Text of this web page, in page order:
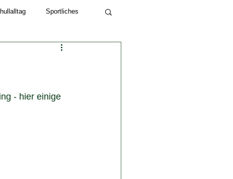
Sportliches
Schuljahr 2022/23
- hier einige